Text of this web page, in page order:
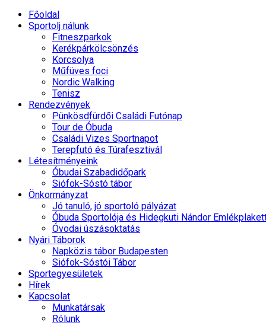
Főoldal
Sportolj nálunk
Fitneszparkok
Kerékpárkölcsönzés
Korcsolya
Műfüves foci
Nordic Walking
Tenisz
Rendezvények
Pünkösdfürdői Családi Futónap
Tour de Óbuda
Családi Vizes Sportnapot
Terepfutó és Túrafesztivál
Létesítményeink
Óbudai Szabadidőpark
Siófok-Sóstó tábor
Önkormányzat
Jó tanuló, jó sportoló pályázat
Óbuda Sportolója és Hidegkuti Nándor
Óvodai úszásoktatás
Nyári Táborok
Napközis tábor Budapesten
Siófok-Sóstói Tábor
Sportegyesületek
Hírek
Kapcsolat
Munkatársak
Rólunk